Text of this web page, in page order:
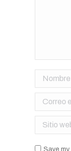
Nombre *
Correo
Sitio web
Save